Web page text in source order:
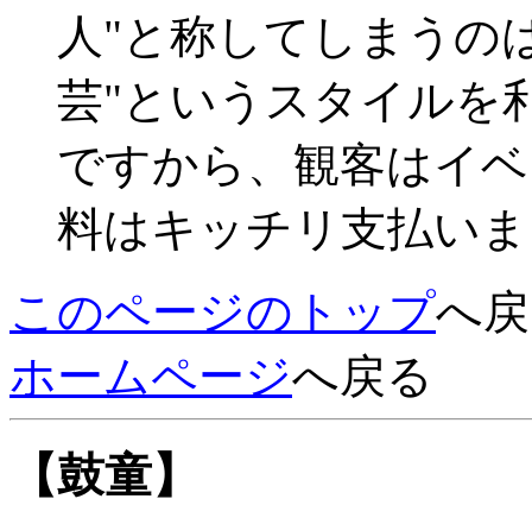
人"と称してしまうの
芸"というスタイルを
ですから、観客はイ
料はキッチリ支払い
このページのトップへ
ホームページへ戻る
【鼓童】